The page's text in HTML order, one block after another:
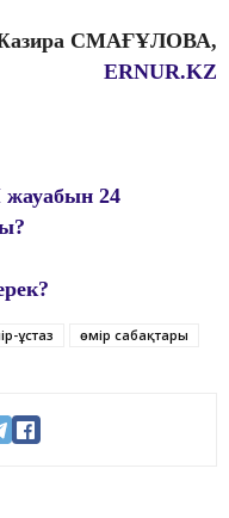
СМАҒҰЛОВА,
ERNUR.KZ
24
ұстаз өмір сабақтары